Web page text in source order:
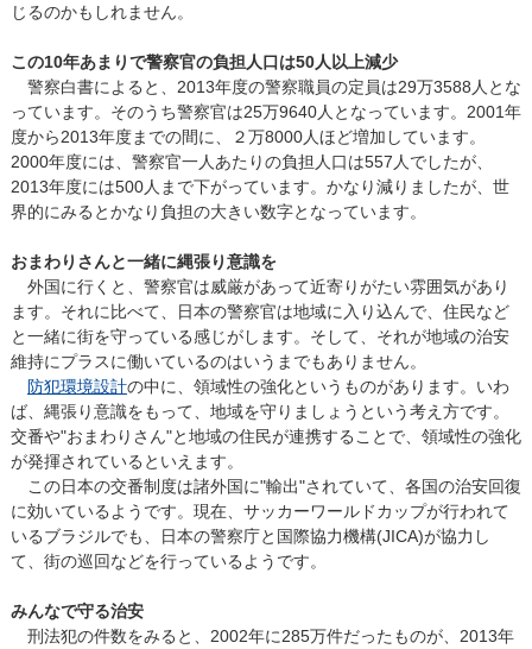
じるのかもしれません。
この10年あまりで警察官の負担人口は50人以上減少
警察白書によると、2013年度の警察職員の定員は29万3588人とな
っています。そのうち警察官は25万9640人となっています。2001年
度から2013年度までの間に、２万8000人ほど増加しています。
2000年度には、警察官一人あたりの負担人口は557人でしたが、
2013年度には500人まで下がっています。かなり減りましたが、世
界的にみるとかなり負担の大きい数字となっています。
おまわりさんと一緒に縄張り意識を
外国に行くと、警察官は威厳があって近寄りがたい雰囲気があり
ます。それに比べて、日本の警察官は地域に入り込んで、住民など
と一緒に街を守っている感じがします。そして、それが地域の治安
維持にプラスに働いているのはいうまでもありません。
防犯環境設計の中に、領域性の強化というものがあります。いわ
ば、縄張り意識をもって、地域を守りましょうという考え方です。
交番や"おまわりさん"と地域の住民が連携することで、領域性の強化
が発揮されているといえます。
この日本の交番制度は諸外国に"輸出"されていて、各国の治安回復
に効いているようです。現在、サッカーワールドカップが行われて
いるブラジルでも、日本の警察庁と国際協力機構(JICA)が協力し
て、街の巡回などを行っているようです。
みんなで守る治安
刑法犯の件数をみると、2002年に285万件だったものが、2013年